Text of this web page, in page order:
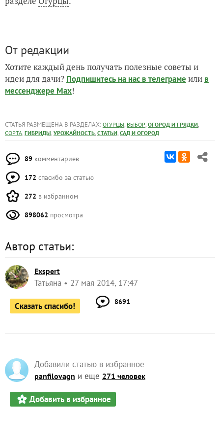
От редакции
Хотите каждый день получать полезные советы и
идеи для дачи? Подпишитесь на нас в телеграме или в
мессенджере Max!
СТАТЬЯ РАЗМЕЩЕНА В РАЗДЕЛАХ: ОГУРЦЫ, ВЫБОР, ОГОРОД И ГРЯДКИ,
СОРТА, ГИБРИДЫ, УРОЖАЙНОСТЬ, СТАТЬИ, САД И ОГОРОД
89 комментариев
172 спасибо за статью
272 в избранном
898062 просмотра
Автор статьи:
Exspert
Татьяна 27 мая 2014, 17:47
Сказать спасибо! 8691
Добавили статью в избранное
panfilovagn и еще 271 человек
Добавить в избранное